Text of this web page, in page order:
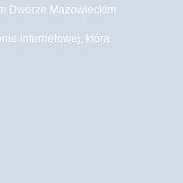
Dworze Mazowieckim
internetowej, która